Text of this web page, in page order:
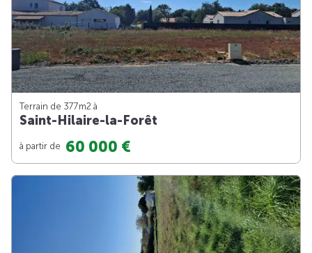
Terrain de 377m2 à
Saint-Hilaire-la-Forêt
à partir de 60 000 €